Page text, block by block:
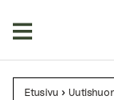
Etusivu >